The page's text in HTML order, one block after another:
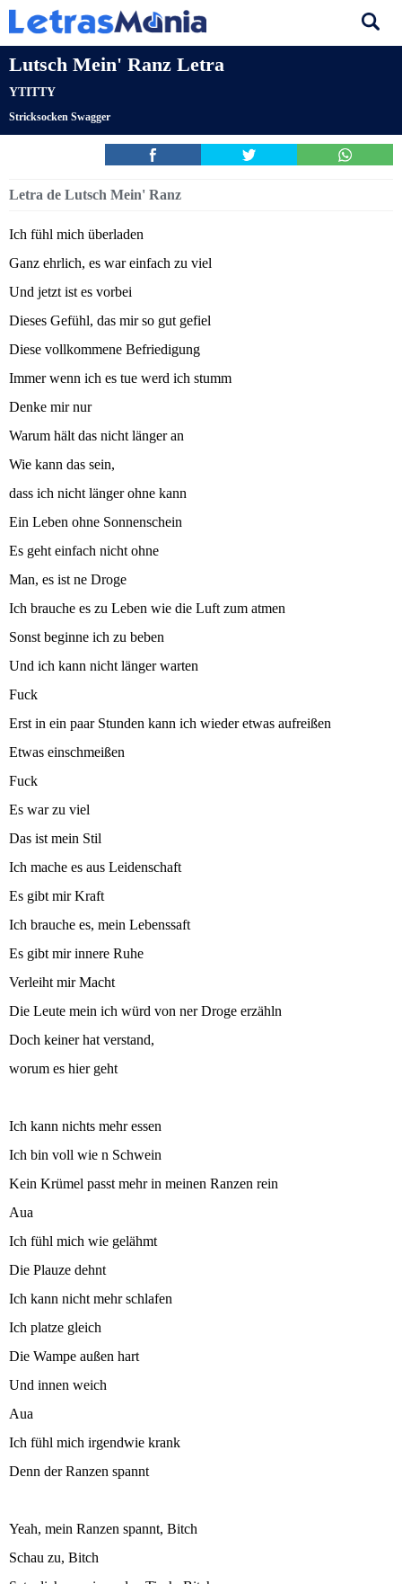
Lutsch Mein' Ranz Letra
YTITTY
Stricksocken Swagger
Letra de Lutsch Mein' Ranz
Ich fühl mich überladen
Ganz ehrlich, es war einfach zu viel
Und jetzt ist es vorbei
Dieses Gefühl, das mir so gut gefiel
Diese vollkommene Befriedigung
Immer wenn ich es tue werd ich stumm
Denke mir nur
Warum hält das nicht länger an
Wie kann das sein,
dass ich nicht länger ohne kann
Ein Leben ohne Sonnenschein
Es geht einfach nicht ohne
Man, es ist ne Droge
Ich brauche es zu Leben wie die Luft zum atmen
Sonst beginne ich zu beben
Und ich kann nicht länger warten
Fuck
Erst in ein paar Stunden kann ich wieder etwas aufreißen
Etwas einschmeißen
Fuck
Es war zu viel
Das ist mein Stil
Ich mache es aus Leidenschaft
Es gibt mir Kraft
Ich brauche es, mein Lebenssaft
Es gibt mir innere Ruhe
Verleiht mir Macht
Die Leute mein ich würd von ner Droge erzähln
Doch keiner hat verstand,
worum es hier geht
Ich kann nichts mehr essen
Ich bin voll wie n Schwein
Kein Krümel passt mehr in meinen Ranzen rein
Aua
Ich fühl mich wie gelähmt
Die Plauze dehnt
Ich kann nicht mehr schlafen
Ich platze gleich
Die Wampe außen hart
Und innen weich
Aua
Ich fühl mich irgendwie krank
Denn der Ranzen spannt
Yeah, mein Ranzen spannt, Bitch
Schau zu, Bitch